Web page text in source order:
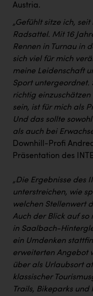
Ruderclub Wels
SCRI - Salzburg
SCHMACHTL GmbH
Schwingshandl -
Seher + Partner
Smurfit Westrock
TCL
TGW Logistics
TRAILOMAT & Cycling
Vier Diamanten
Wir besiegen Krebs
Wirtschaftskammer OÖ
ZGONC
ZULuft - Zukunft Luft
Austria.
„Gefühlt sitze ich,
Radsattel. Mit 16
Rennen in Turnau in
sich viel für mich
meine Leidenschaft
Sport untergeordnet.
richtig
sein, ist für mich als
Und das sollte
als auch bei
Downhill-Profi
Präsentation des
„Die Ergebnisse des
unterstreichen, wie
welchen Stellenwert
Auch der Blick auf so
in Saalbach-
ein Umdenken
erweiterten Angebot
über als Urlaubsort
klassischer
Trails, Bikeparks und